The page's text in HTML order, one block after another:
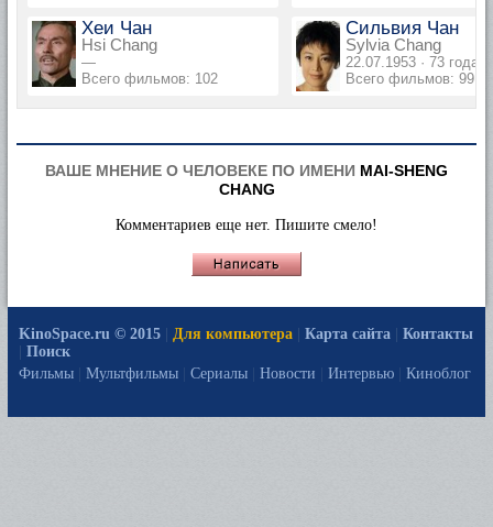
Хеи Чан
Hsi Chang
—
Всего фильмов: 102
Сильвия Чан
Sylvia Chang
22.07.1953 · 73 года
Всего фильмов: 99
ВАШЕ МНЕНИЕ О ЧЕЛОВЕКЕ ПО ИМЕНИ MAI-SHENG
CHANG
Комментариев еще нет. Пишите смело!
KinoSpace.ru © 2015 Для компьютера Карта сайта
Контакты
Поиск
Фильмы
Мультфильмы Сериалы Новости Интервью Киноблог